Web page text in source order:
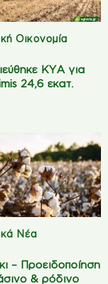
Οικονομία
ΚΥΑ για
24,6 εκατ.
Νέα
– Προειδοποίηση
& ρόδινο